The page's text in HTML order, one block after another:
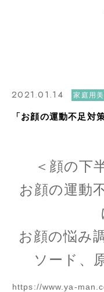
2021.01.14 家庭用
「お顔の運動不足対
＜顔の下
お顔の運動
お顔の悩み
ソード、
https://www.ya-